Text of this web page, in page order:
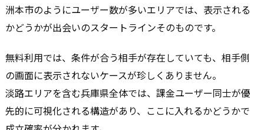
洲本市のようにユーザー数が多いエリアでは、表示される
かどうかが出会いのスタートラインそのものです。
無料利用では、条件が合う相手が存在していても、相手側
の画面に表示されないケースが珍しくありません。
淡路エリアを含む兵庫県全体では、課金ユーザー同士が優
先的に可視化される構造があり、ここに入れるかどうかで